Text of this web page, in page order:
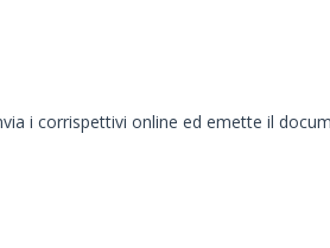
i corrispettivi online ed emette il